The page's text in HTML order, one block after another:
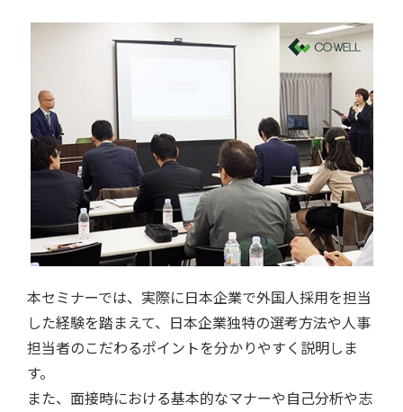
本セミナーでは、実際に日本企業で外国人採用を担当
した経験を踏まえて、日本企業独特の選考方法や人事
担当者のこだわるポイントを分かりやすく説明しま
す。
また、面接時における基本的なマナーや自己分析や志